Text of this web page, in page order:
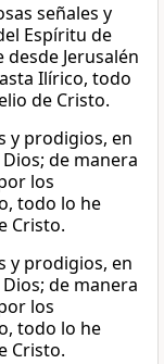
señales y
Espíritu de
Jerusalén
Ilírico, todo
de Cristo.
y prodigios, en
de manera
los
todo lo he
Cristo.
y prodigios, en
de manera
los
todo lo he
Cristo.